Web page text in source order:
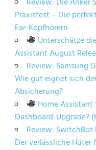
Praxistest – Die
Ear-Kopfhörern
Unterschätze
Assistant August
Review: Samsung
Wie gut eignet sich
Absicherung?
Home
Dashboard-Upgrade?
Review: SwitchBot
Der verlässliche Hüter